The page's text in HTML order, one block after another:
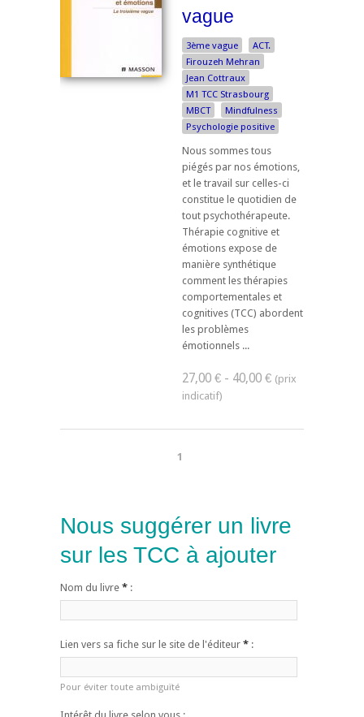
vague
3ème vague
ACT.
Firouzeh Mehran
Jean Cottraux
M1 TCC Strasbourg
MBCT
Mindfulness
Psychologie positive
Nous sommes tous
piégés par nos émotions,
et le travail sur celles-ci
constitue le quotidien de
tout psychothérapeute.
Thérapie cognitive et
émotions expose de
manière synthétique
comment les thérapies
comportementales et
cognitives (TCC) abordent
les problèmes
émotionnels ...
27,00 € - 40,00 €
1
Nous suggérer un livre
sur les TCC à ajouter
Nom du livre * :
Lien vers sa fiche sur le site de l'éditeur * :
Pour éviter toute ambiguïté